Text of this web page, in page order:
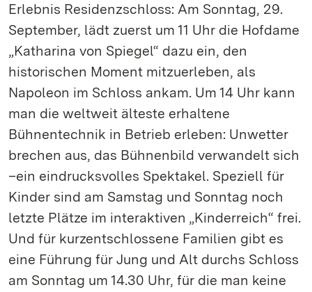
Erlebnis Residenzschloss: Am Sonntag, 29.
September, lädt zuerst um 11 Uhr die Hofdame
„Katharina von Spiegel“ dazu ein, den
historischen Moment mitzuerleben, als
Napoleon im Schloss ankam. Um 14 Uhr kann
man die weltweit älteste erhaltene
Bühnentechnik in Betrieb erleben: Unwetter
brechen aus, das Bühnenbild verwandelt sich
–ein eindrucksvolles Spektakel. Speziell für
Kinder sind am Samstag und Sonntag noch
letzte Plätze im interaktiven „Kinderreich“ frei.
Und für kurzentschlossene Familien gibt es
eine Führung für Jung und Alt durchs Schloss
am Sonntag um 14.30 Uhr, für die man keine